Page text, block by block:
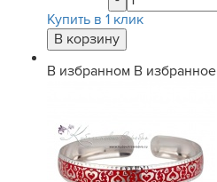
Купить в 1 клик
В избранном В избранное